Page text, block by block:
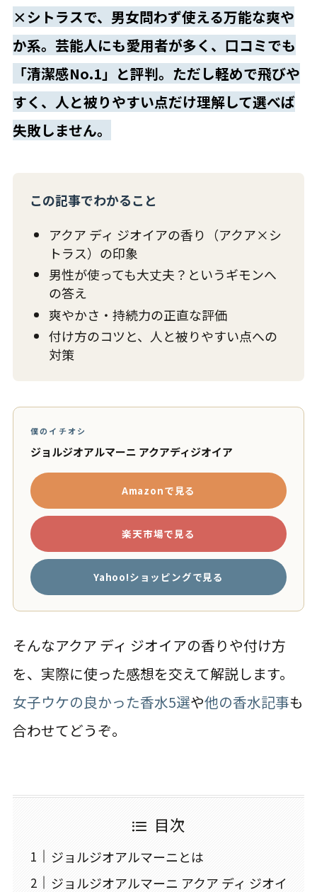
×シトラスで、男女問わず使える万能な爽や
か系。芸能人にも愛用者が多く、口コミでも
「清潔感No.1」と評判。ただし軽めで飛びや
すく、人と被りやすい点だけ理解して選べば
失敗しません。
この記事でわかること
アクア ディ ジオイアの香り（アクア×シ
トラス）の印象
男性が使っても大丈夫？というギモンへ
の答え
爽やかさ・持続力の正直な評価
付け方のコツと、人と被りやすい点への
対策
僕のイチオシ
ジョルジオアルマーニ アクアディジオイア
Amazonで見る
楽天市場で見る
Yahoo!ショッピングで見る
そんなアクア ディ ジオイアの香りや付け方
を、実際に使った感想を交えて解説します。
女子ウケの良かった香水5選や他の香水記事も
合わせてどうぞ。
目次
ジョルジオアルマーニとは
ジョルジオアルマーニ アクア ディ ジオイ